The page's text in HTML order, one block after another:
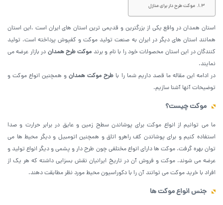
موکت طرح دار برای منازل
استان همدان در واقع یکی از بزرگترین و قدیمی ترین استان های ایران است .این استان
همانند استان های دیگر در ایران به صنعت تولید موکت و کفپوش پرداخته است. تولید
کنندگان در این استان محصولات خود را با نام و برند موکت طرح همدان در بازار عرضه می
نمایند.
در ادامه این مقاله ما قصد داریم شما را با طرح موکت همدان و همچنین انواع موکت و
توضیحات آنها آشنا سازیم.
موکت چیست؟
ما می توانیم از انواع موکت برای پوشاندن سطح زمین و عایق در برابر حرارت و صدا
استفاده کنیم و برای پوشاندن کف راهرو اتاق و همچنین اتومبیل و دیگر محیط ها می
توان بهره گرفت. موکت ها دارای انواع مختلفی چون طرح دار و پشمی و دیگر انواع تولید و
عرضه می شوند. موکت و فروش آن در تاریخ ایرانیان نقش بسزایی داشته که هر یک از
افراد با خرید موکت می‌ توانند آن را با دکوراسیون محیط مورد نظر مطابقت دهند.
جنس انواع موکت ها